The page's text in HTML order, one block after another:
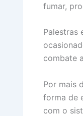
fumar,
Palestras
combate
Por mais
forma de
com o